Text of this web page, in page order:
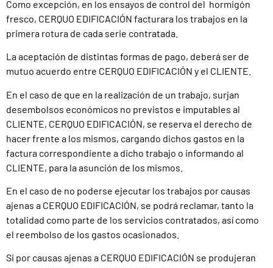
Como excepción, en los ensayos de control del hormigón
fresco, CERQUO EDIFICACIÓN facturara los trabajos en la
primera rotura de cada serie contratada.
La aceptación de distintas formas de pago, deberá ser de
mutuo acuerdo entre CERQUO EDIFICACIÓN y el CLIENTE.
En el caso de que en la realización de un trabajo, surjan
desembolsos económicos no previstos e imputables al
CLIENTE, CERQUO EDIFICACIÓN, se reserva el derecho de
hacer frente a los mismos, cargando dichos gastos en la
factura correspondiente a dicho trabajo o informando al
CLIENTE, para la asunción de los mismos.
En el caso de no poderse ejecutar los trabajos por causas
ajenas a CERQUO EDIFICACIÓN, se podrá reclamar, tanto la
totalidad como parte de los servicios contratados, así como
el reembolso de los gastos ocasionados.
Si por causas ajenas a CERQUO EDIFICACIÓN se produjeran